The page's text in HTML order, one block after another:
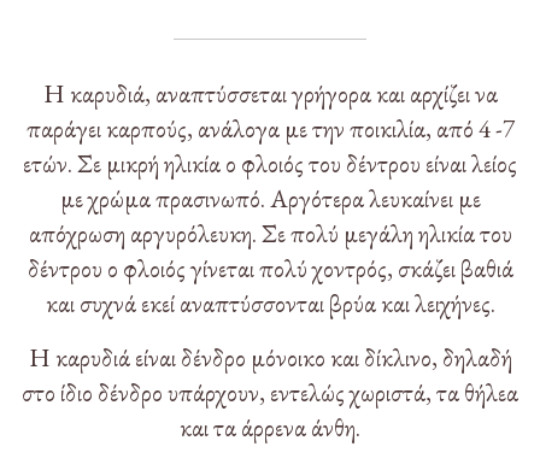
Η καρυδιά, αναπτύσσεται γρήγορα και αρχίζει να
παράγει καρπούς, ανάλογα με την ποικιλία, από 4 -7
ετών. Σε μικρή ηλικία ο φλοιός του δέντρου είναι λείος
με χρώμα πρασινωπό. Αργότερα λευκαίνει με
απόχρωση αργυρόλευκη. Σε πολύ μεγάλη ηλικία του
δέντρου ο φλοιός γίνεται πολύ χοντρός, σκάζει βαθιά
και συχνά εκεί αναπτύσσονται βρύα και λειχήνες.
Η καρυδιά είναι δένδρο μόνοικο και δίκλινο, δηλαδή
στο ίδιο δένδρο υπάρχουν, εντελώς χωριστά, τα θήλεα
και τα άρρενα άνθη.